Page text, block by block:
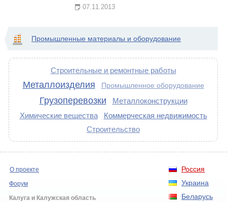
07.11.2013
Промышленные материалы и оборудование
Строительные и ремонтные работы
Металлоизделия Промышленное оборудование
Грузоперевозки
Металлоконструкции
Химические вещества
Коммерческая недвижимость
Строительство
Россия
Украина
Беларусь
О проекте
Форум
Калуга и Калужская область